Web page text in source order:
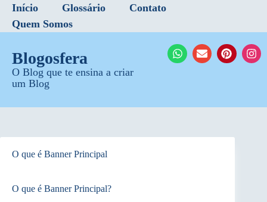
Início Glossário
Contato
Quem Somos
Blogosfera
O Blog que te ensina a criar
um Blog
O que é Banner Principal
O que é Banner Principal?